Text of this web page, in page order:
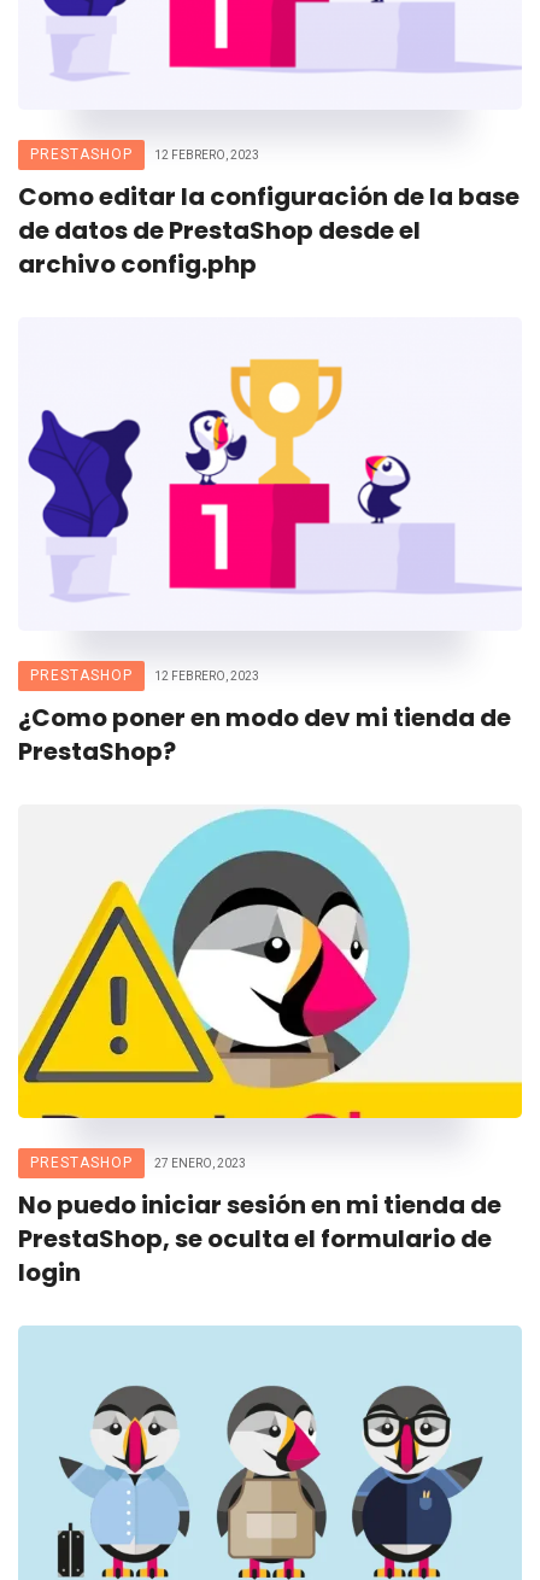
PRESTASHOP 12 FEBRERO, 2023
Como editar la configuración de la base
de datos de PrestaShop desde el
archivo config.php
PRESTASHOP 12 FEBRERO, 2023
¿Como poner en modo dev mi tienda de
PrestaShop?
PRESTASHOP 27 ENERO, 2023
No puedo iniciar sesión en mi tienda de
PrestaShop, se oculta el formulario de
login